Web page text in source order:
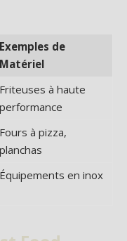
Exemples de
Matériel
Friteuses à haute
performance
Fours à pizza,
planchas
Équipements en inox